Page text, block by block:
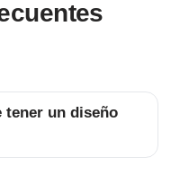
tener un diseño